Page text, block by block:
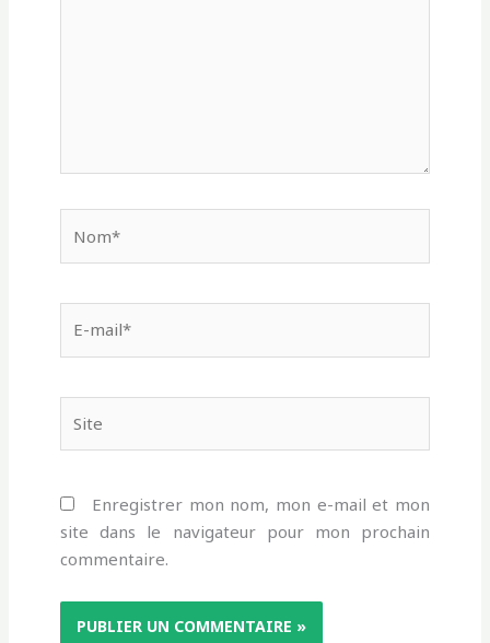
mail*
Enregistrer mon nom, mon e-mail et mon
site dans le navigateur pour mon prochain
commentaire.